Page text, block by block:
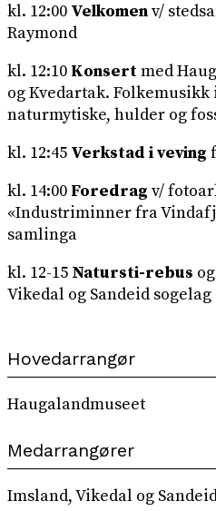
kl. 12:00 Velkomenv/
Raymond
kl. 12:10 Konsertmed
og Kvedartak.
naturmytiske, hulder og
kl. 12:45 Verkstad i veving
kl. 14:00 Foredrag v/
«Industriminner fra
samlinga
kl. 12-15 Natursti-rebus og
Vikedal og Sandeid sogelag
Hovedarrangør
Haugalandmuseet
Medarrangører
Imsland, Vikedal og